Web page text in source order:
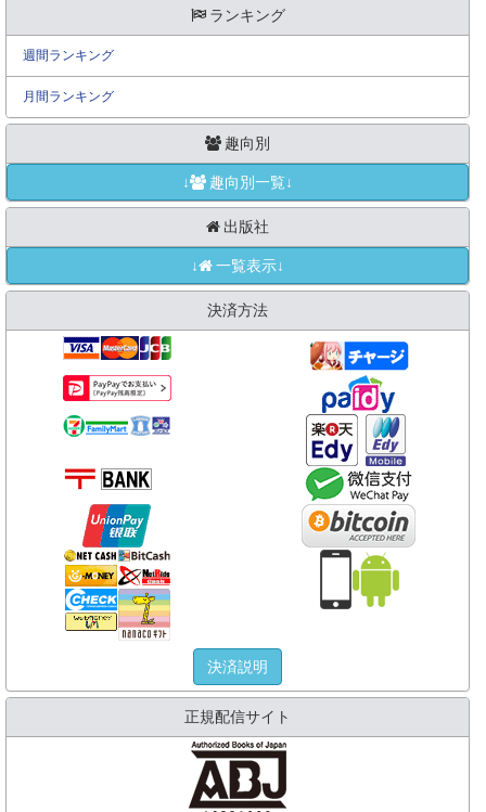
ランキング
週間ランキング
月間ランキング
趣向別
↓ 趣向別一覧↓
出版社
↓ 一覧表示↓
決済方法
決済説明
正規配信サイト